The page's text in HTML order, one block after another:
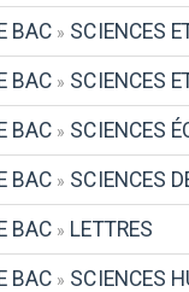
BAC » SCIENCES
BAC » SCIENCES
BAC » SCIENCES
BAC » SCIENCES
BAC » LETTRES
BAC » SCIENCES